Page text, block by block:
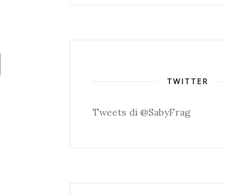
TWITTER
Tweets di @SabyFrag